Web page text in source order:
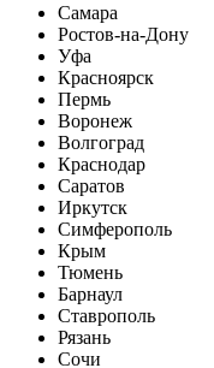
Самара
Ростов-на-Дону
Уфа
Красноярск
Пермь
Воронеж
Волгоград
Краснодар
Саратов
Иркутск
Симферополь
Крым
Тюмень
Барнаул
Ставрополь
Рязань
Сочи